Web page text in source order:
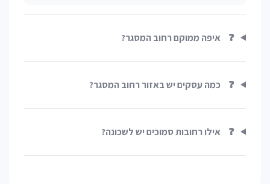
❓ איפה ממוקם רחוב המסגר?
❓ כמה עסקים יש באזור רחוב המסגר?
❓ אילו רחובות סמוכים יש לשכונה?